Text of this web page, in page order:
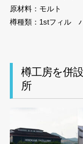
原材料：モルト
樽種類：1stフィル
樽工房を併
所